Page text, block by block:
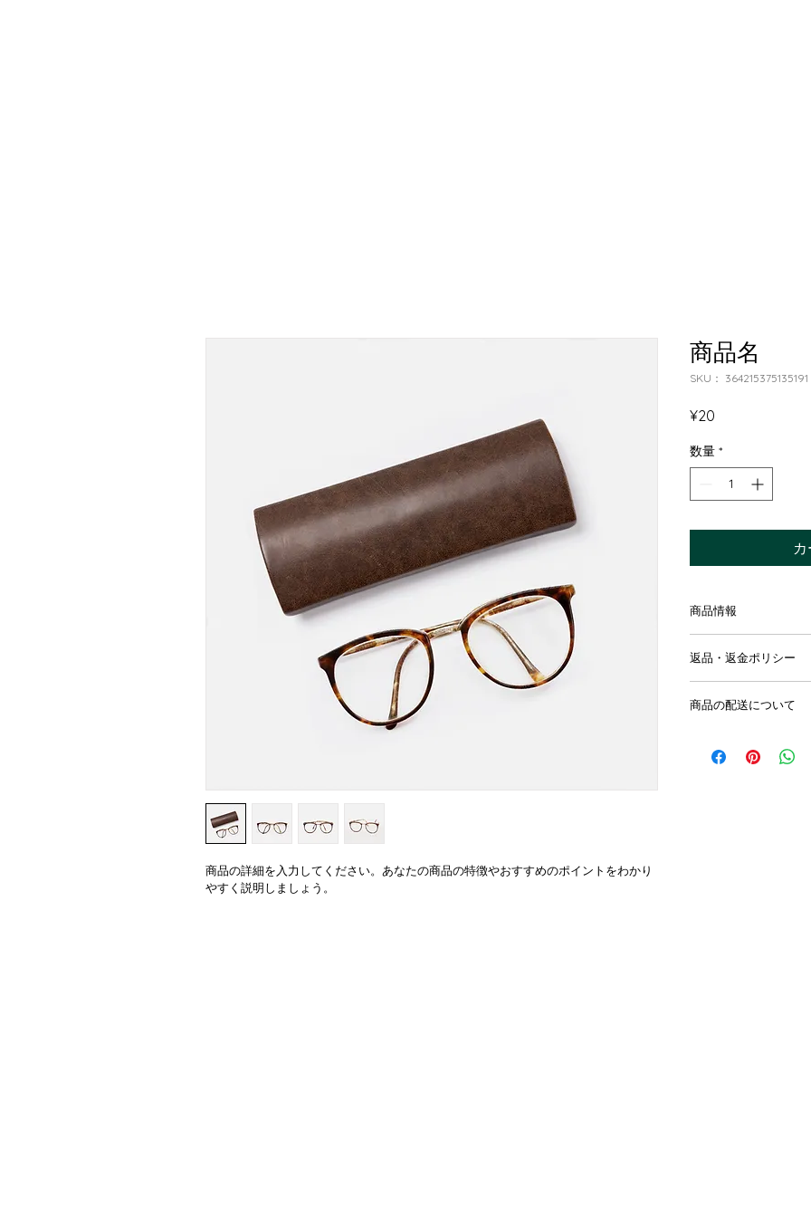
商品の詳細を入力してください。あなたの商品の特徴やおすすめのポイントをわかり
やすく説明しましょう。
商品名
SKU： 364215375135191
¥20
数量 *
商品情報
明に加え、商品の特
しましょう。
返品・返金ポリシー
だけなかった場合の
頼を獲得し、安心し
商品の配送について
する情報を入力し